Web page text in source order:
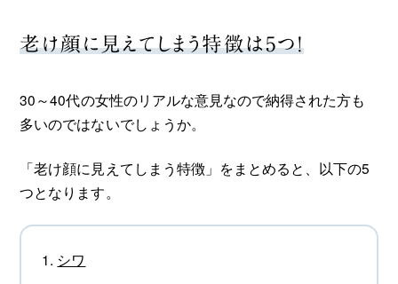
老け顔に見えてしまう特徴は5つ！
30～40代の女性のリアルな意見なので納得された方も
多いのではないでしょうか。
「老け顔に見えてしまう特徴」をまとめると、以下の5
つとなります。
シワ